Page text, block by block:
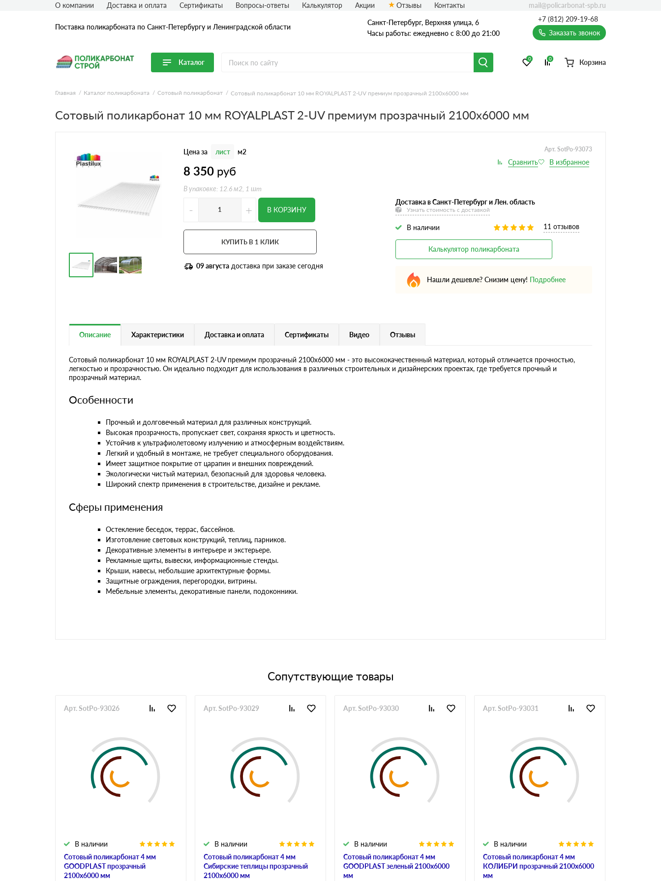
Поставка поликарбоната по Санкт-Петербургу и Ленинградской области
Санкт-Петербург, Верхняя улица, 6
Часы работы: ежедневно с 8:00 до 21:00
+7 (812) 209-19-68
Заказать звонок
Каталог
Перейти в каталог
Продуктовые линейки
Профилированный поликарбонат
Комплектующие для поликарбоната
0 0 Корзина
О компании Доставка и оплата Сертификаты Вопросы-ответы Калькулятор Акции Отзывы Контакты mail@policarbonat-spb.ru
Главная Каталог поликарбоната Сотовый поликарбонат Сотовый поликарбонат 10 мм ROYALPLAST 2-UV премиум прозрачный 2100х6000 мм
Сотовый поликарбонат 10 мм ROYALPLAST 2-UV премиум прозрачный 2100х6000 мм
Цена за лист м2
8 350 руб
В упаковке: 12.6 м2, 1 шт
Арт. SotPo-93073
- + В КОРЗИНУ
КУПИТЬ В 1 КЛИК
09 августа доставка при заказе сегодня
Доставка в Санкт-Петербург и Лен. область
Узнать стоимость с доставкой
В наличии 11 отзывов
Калькулятор поликарбоната
Нашли дешевле? Снизим цену! Подробнее
Описание Характеристики Доставка и оплата Сертификаты Видео Отзывы
Сотовый поликарбонат 10 мм ROYALPLAST 2-UV премиум прозрачный 2100х6000 мм - это высококачественный материал, который отличается прочностью,
легкостью и прозрачностью. Он идеально подходит для использования в различных строительных и дизайнерских проектах, где требуется прочный и
прозрачный материал.
Особенности
Прочный и долговечный материал для различных конструкций.
Высокая прозрачность, пропускает свет, сохраняя яркость и цветность.
Устойчив к ультрафиолетовому излучению и атмосферным воздействиям.
Легкий и удобный в монтаже, не требует специального оборудования.
Имеет защитное покрытие от царапин и внешних повреждений.
Экологически чистый материал, безопасный для здоровья человека.
Широкий спектр применения в строительстве, дизайне и рекламе.
Сферы применения
Остекление беседок, террас, бассейнов.
Изготовление световых конструкций, теплиц, парников.
Декоративные элементы в интерьере и экстерьере.
Рекламные щиты, вывески, информационные стенды.
Крыши, навесы, небольшие архитектурные формы.
Защитные ограждения, перегородки, витрины.
Мебельные элементы, декоративные панели, подоконники.
Сопутствующие товары
Сотовый поликарбонат 4 мм
GOODPLAST прозрачный
2100х6000 мм
В наличии
Арт. SotPo-93026
Сотовый поликарбонат 4 мм
Сибирские теплицы прозрачный
2100х6000 мм
В наличии
Арт. SotPo-93029
Сотовый поликарбонат 4 мм
GOODPLAST зеленый 2100х6000
мм
В наличии
Арт. SotPo-93030
Сотовый поликарбонат 4 мм
КОЛИБРИ прозрачный 2100х6000
мм
В наличии
Арт. SotPo-93031